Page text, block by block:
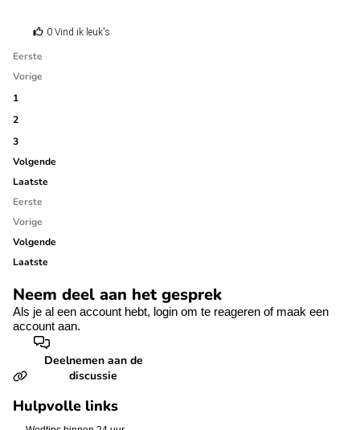
0 Vind ik leuk's
Eerste
Vorige
1
2
3
Volgende
Laatste
Eerste
Vorige
Volgende
Laatste
Neem deel aan het gesprek
Als je al een account hebt, login om te reageren of maak een
account aan.
Deelnemen aan de
discussie
Hulpvolle links